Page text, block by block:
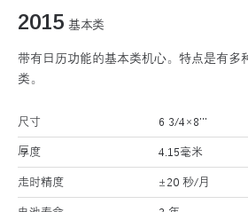
2015 基本类
带有日历功能的基本类机心。特点是有多
类。
尺寸 6 3/4×8’’’
厚度 4.15毫米
走时精度 ±20 秒/月